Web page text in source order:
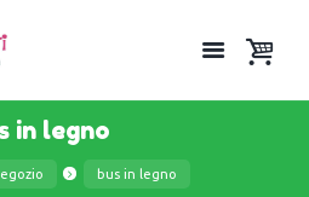
in legno
bus in legno